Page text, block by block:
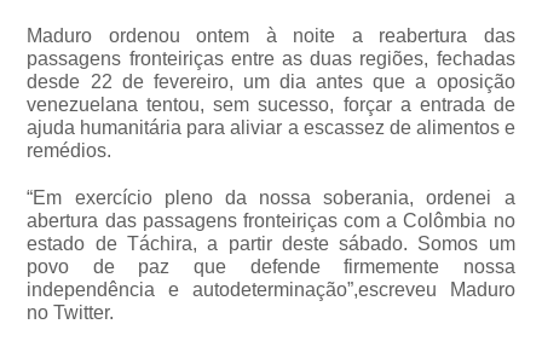
Maduro ordenou ontem à noite a reabertura das
passagens fronteiriças entre as duas regiões, fechadas
desde 22 de fevereiro, um dia antes que a oposição
venezuelana tentou, sem sucesso, forçar a entrada de
ajuda humanitária para aliviar a escassez de alimentos e
remédios.
“Em exercício pleno da nossa soberania, ordenei a
abertura das passagens fronteiriças com a Colômbia no
estado de Táchira, a partir deste sábado. Somos um
povo de paz que defende firmemente nossa
independência e autodeterminação”,escreveu Maduro
no Twitter.